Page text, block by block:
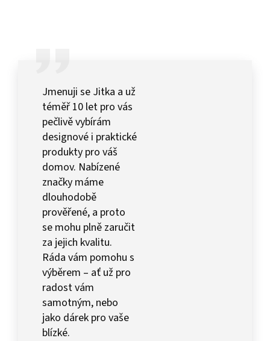
Jmenuji se Jitka a už
téměř 10 let pro vás
pečlivě vybírám
designové i praktické
produkty pro váš
domov. Nabízené
značky máme
dlouhodobě
prověřené, a proto
se mohu plně zaručit
za jejich kvalitu.
Ráda vám pomohu s
výběrem – ať už pro
radost vám
samotným, nebo
jako dárek pro vaše
blízké.